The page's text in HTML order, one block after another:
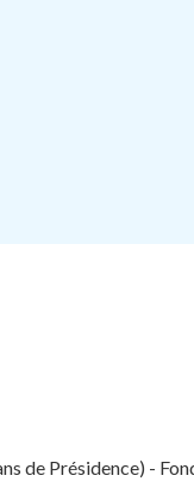
de Présidence) -